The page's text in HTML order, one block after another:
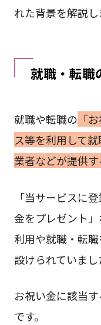
れた背景を解説し
就職・転職
就職や転職の 「
ス等を利用して
業者などが提供
「当サービスに
金をプレゼント
利用や就職・転
設けられていまし
お祝い金に該当
です。